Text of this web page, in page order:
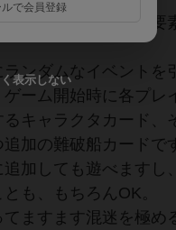
バルゲームに新たな要
ンダムなイベントを
ーム開始時に各プレ
キャラクタカード、
加の難破船カードで
加しても遊べますし
も、もちろんOK。
ますます混迷を極め
ルで会員登録
表示しない